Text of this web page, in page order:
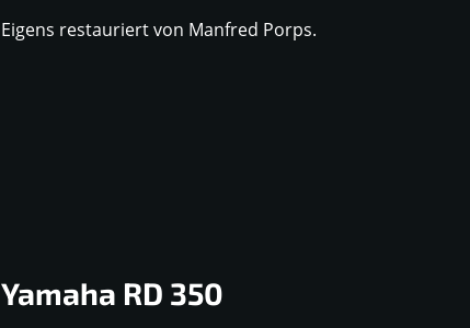
Eigens restauriert von Manfred Porps.
Yamaha RD 350